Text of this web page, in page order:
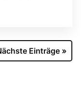
Einträge »